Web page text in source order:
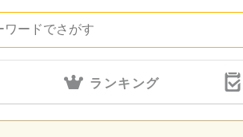
ランキング